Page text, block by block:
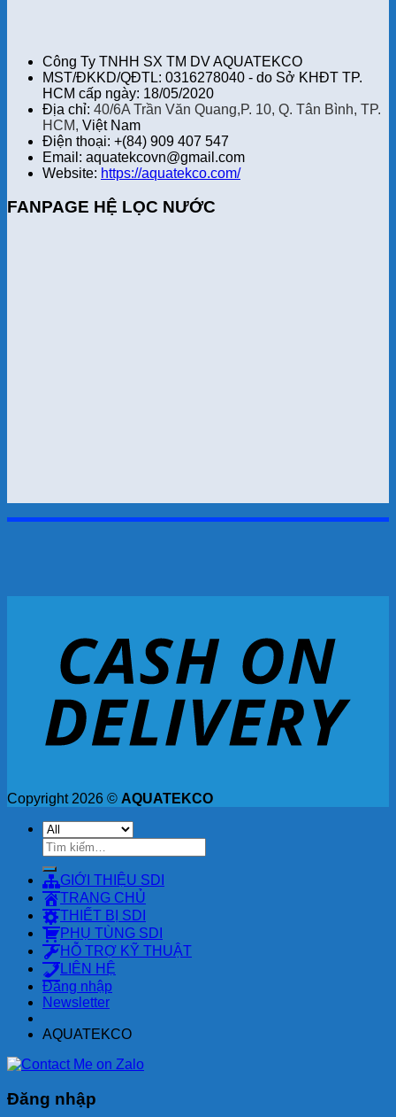
Công Ty TNHH SX TM DV AQUATEKCO
MST/ĐKKD/QĐTL: 0316278040 - do Sở KHĐT TP.
HCM cấp ngày: 18/05/2020
Địa chỉ: 40/6A Trần Văn Quang,P. 10, Q. Tân Bình, TP.
HCM, Việt Nam
Điện thoại: +(84) 909 407 547
Email: aquatekcovn@gmail.com
Website: https://aquatekco.com/
FANPAGE HỆ LỌC NƯỚC
Copyright 2026 © AQUATEKCO
Tìm
kiếm:
GIỚI THIỆU SDI
TRANG CHỦ
THIẾT BỊ SDI
PHỤ TÙNG SDI
HỖ TRỢ KỸ THUẬT
LIÊN HỆ
Đăng nhập
Newsletter
AQUATEKCO
Đăng nhập